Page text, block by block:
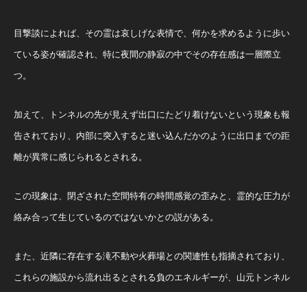
目撃談によれば、その霊は哀しげな表情で、何かを求めるように歩い
ている姿が確認され、特に夜間の静寂の中でその存在感は一層際立
つ。
加えて、トンネルの先が見えず出口にたどり着けないという現象も報
告されており、内部に突入すると迷い込んだかのように出口までの距
離が異常に感じられるとされる。
この現象は、閉ざされた空間特有の時間感覚の歪みと、霊的な圧力が
絡み合って生じているのではないかとの説がある。
また、近隣に存在する滝不動や火葬場との関連性も指摘されており、
これらの施設から流れ出るとされる負のエネルギーが、山元トンネル